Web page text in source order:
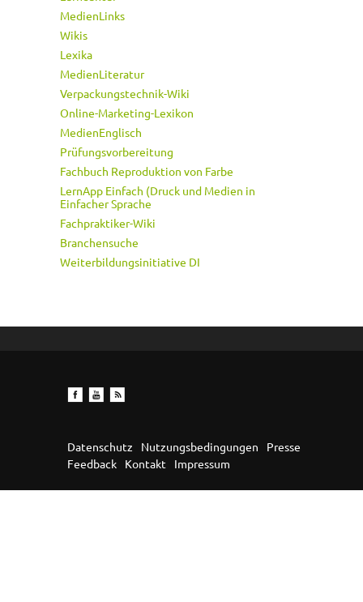
MedienLinks
Wikis
Lexika
MedienLiteratur
Verpackungstechnik-Wiki
Online-Marketing-Lexikon
MedienEnglisch
Prüfungsvorbereitung
Fachbuch Reproduktion von Farbe
LernApp Einfach (Druck und Medien in
Einfacher Sprache
Fachpraktiker-Wiki
Branchensuche
Weiterbildungsinitiative DI
Datenschutz Nutzungsbedingungen
Presse
Feedback
Kontakt Impressum